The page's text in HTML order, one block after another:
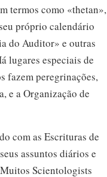
termos como «thetan»,
próprio calendário
do Auditor» e outras
lugares especiais de
fazem peregrinações,
e a Organização de
com as Escrituras de
assuntos diários e
Scientologists